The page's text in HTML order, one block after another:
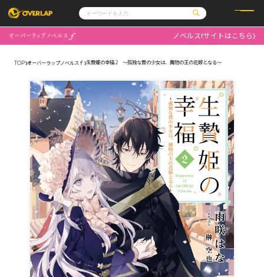
コミックガルド
コミッククリエ
文庫
ノベルス
その他
コミックエッセイ
ポケットモンスター
アニメ
ゲーム
通販・NEWS
OVERLAP STORE
オーバーラップ広報室
企業
会社概要
採用情報
アクセス
オーバーラップホールディングス
お問い合わせはこちら
オーバーラップ文庫
オーバーラップノベルス
オーバーラップノベルスf
ノベルスfサイトはこちら
TOP オーバーラップノベルスｆ 生贄姫の幸福 2 ～孤独な贄の少女は、魔物の王の花嫁となる～